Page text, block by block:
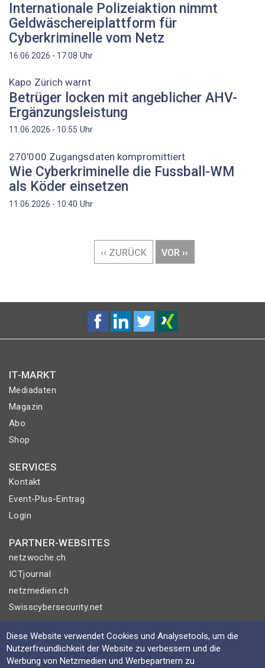
Internationale Polizeiaktion nimmt
Geldwäschereiplattform für
Cyberkriminelle vom Netz
16.06.2026 - 17:08 Uhr
Kapo Zürich warnt
Betrüger locken mit angeblicher AHV-
Ergänzungsleistung
11.06.2026 - 10:55 Uhr
270'000 Zugangsdaten kompromittiert
Wie Cyberkriminelle die Fussball-WM
als Köder einsetzen
11.06.2026 - 10:40 Uhr
VORHERIGE
SEITE
‹‹ ZURÜCK
NÄCHSTE
SEITE
VOR ››
IT-MARKT
Mediadaten
Magazin
Abo
Shop
SERVICES
Kontakt
Event-Plus-Eintrag
Login
PARTNER-WEBSITES
netzwoche.ch
ICTjournal
netzmedien.ch
Swisscybersecurity.net
© NETZMEDIEN AG 2026
Impressum
Diese Website verwendet Cookies und Analysetools, um die
Nutzerfreundlichkeit der Website zu verbessern und die
Werbung von Netzmedien und Werbepartnern zu